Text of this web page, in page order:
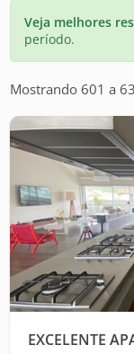
Veja melhores
período.
Mostrando 601 a
EXCELENTE